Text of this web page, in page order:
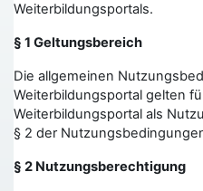
Weiterbildungsportals.
§ 1 Geltungsbereich
Die allgemeinen
Weiterbildungsportal gelten
Weiterbildungsportal als
§ 2 der
§ 2 Nutzungsberechtigung